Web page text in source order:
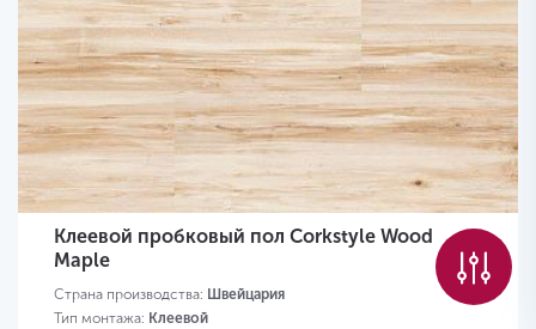
Клеевой пробковый пол Corkstyle Wood
Maple
Страна производства: Швейцария
Тип монтажа: Клеевой